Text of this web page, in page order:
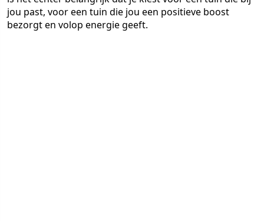
jou past, voor een tuin die jou een positieve boost
bezorgt en volop energie geeft.